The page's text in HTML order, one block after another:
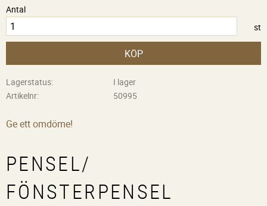
Antal
st
KÖP
Lagerstatus
I lager
Artikelnr
50995
Ge ett omdöme!
PENSEL/
FÖNSTERPENSEL